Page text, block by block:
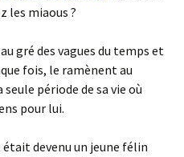
les miaous ?
gré des vagues du temps et
fois, le ramènent au
période de sa vie où
pour lui.
devenu un jeune félin